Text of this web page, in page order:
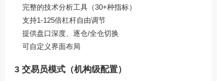
完整的技术分析工具（30+种指标）
支持1-125倍杠杆自由调节
提供盘口深度、逐仓/全仓切换
可自定义界面布局
3 交易员模式（机构级配置）